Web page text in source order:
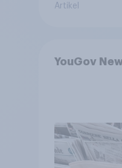
Artikel
YouGov